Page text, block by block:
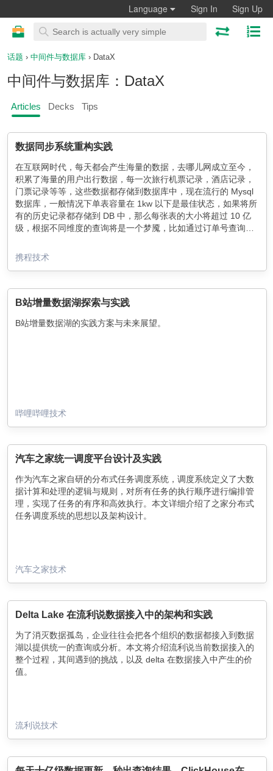
Language Sign In Sign Up
话题 › 中间件与数据库 › DataX
中间件与数据库：DataX
Articles Decks Tips
数据同步系统重构实践
在互联网时代，每天都会产生海量的数据，去哪儿网成立至今，
积累了海量的用户出行数据，每一次旅行机票记录，酒店记录，
门票记录等等，这些数据都存储到数据库中，现在流行的 Mysql
数据库，一般情况下单表容量在 1kw 以下是最佳状态，如果将所
有的历史记录都存储到 DB 中，那么每张表的大小将超过 10 亿
级，根据不同维度的查询将是一个梦魇，比如通过订单号查询，
整个库不可提供服务。常用的解决方案是把这些数据存储到一个
备用的数据库或者异构的数据结构中，来提升我们的查询效率。
个数据源，提供同构或者异构、低延迟的的数据的同步，提供高
可用的数据同步服务，并且保证数据最终一致性。
携程技术
B站增量数据湖探索与实践
B站增量数据湖的实践方案与未来展望。
哔哩哔哩技术
汽车之家统一调度平台设计及实践
作为汽车之家自研的分布式任务调度系统，调度系统定义了大数
据计算和处理的逻辑与规则，对所有任务的执行顺序进行编排管
理，实现了任务的有序和高效执行。本文详细介绍了之家分布式
任务调度系统的思想以及架构设计。
汽车之家技术
Delta Lake 在流利说数据接入中的架构和实践
为了消灭数据孤岛，企业往往会把各个组织的数据都接入到数据
湖以提供统一的查询或分析。本文将介绍流利说当前数据接入的
整个过程，其间遇到的挑战，以及 delta 在数据接入中产生的价
值。
流利说技术